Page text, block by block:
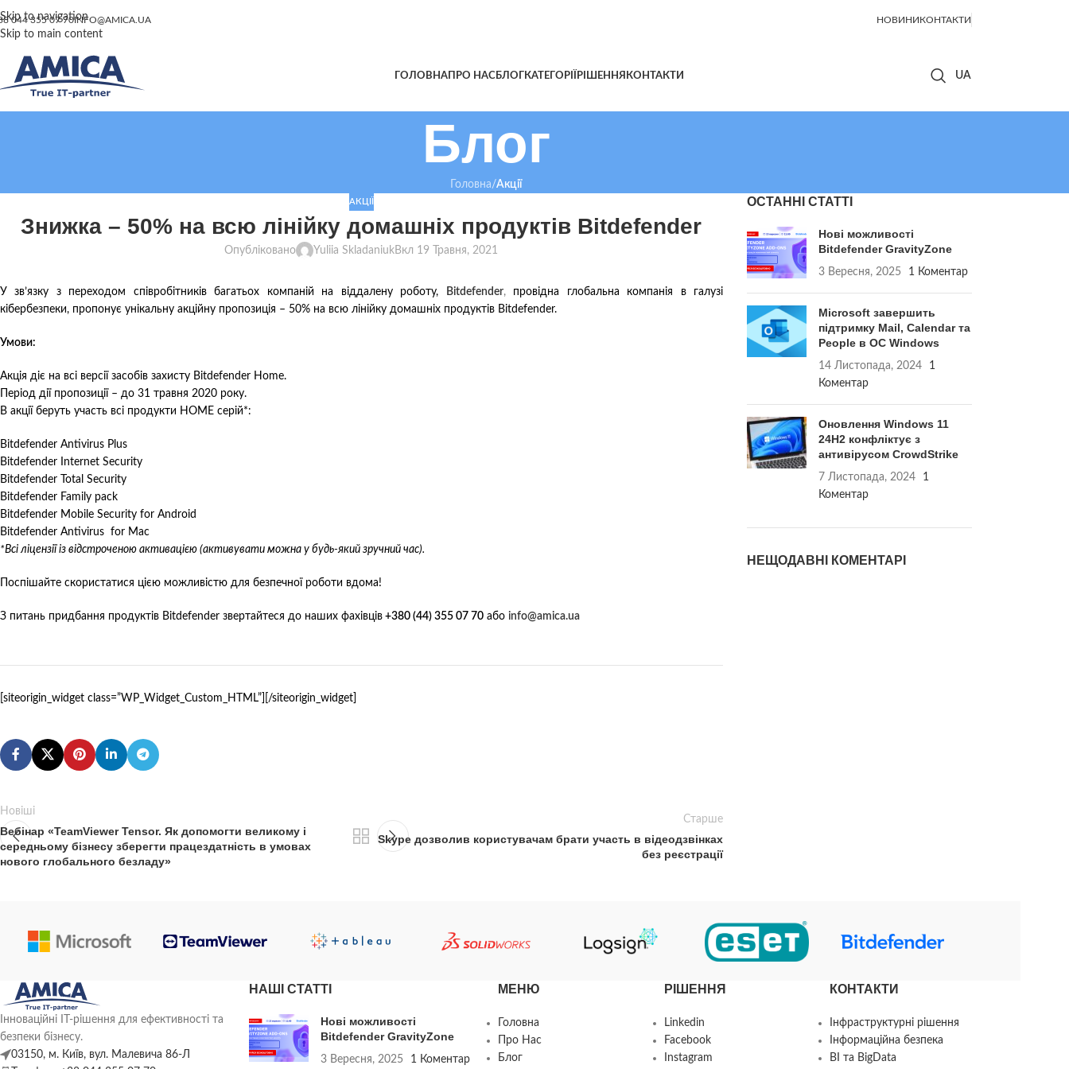
Skip to navigation
Skip to main content
044 355 07 70INFO@AMICA.UA НОВИНИКОНТАКТИ
ГОЛОВНАПРО НАСБЛОГКАТЕГОРІЇ РІШЕННЯ КОНТАКТИ
Блог
Головна/Акції
АКЦІЇ
Знижка – 50% на всю лінійку домашніх продуктів Bitdefender
Опубліковано Yuliia SkladaniukВкл 19 Травня, 2021
У зв’язку з переходом співробітників багатьох компаній на віддалену роботу, Bitdefender, провідна глобальна
компанія в галузі
кібербезпеки, пропонує унікальну акційну пропозиція – 50% на всю лінійку домашніх продуктів Bitdefender.
Умови:
Акція діє на всі версії засобів захисту Bitdefender Home.
Період дії пропозиції – до 31 травня 2020 року.
В акції беруть участь всі продукти HOME серій*:
Bitdefender Antivirus Plus
Bitdefender Internet Security
Bitdefender Total Security
Bitdefender Family pack
Bitdefender Mobile Security for Android
Bitdefender Antivirus for Mac
*Всі ліцензії із відстроченою активацією (активувати можна у будь-який зручний час).
Поспішайте скористатися цією можливістю для безпечної роботи вдома!
З питань придбання продуктів Bitdefender звертайтеся до наших фахівців +380 (44) 355 07 70 або info@amica.ua
[siteorigin_widget class=”WP_Widget_Custom_HTML”] [/siteorigin_widget]
Новіші
Вебінар «TeamViewer Tensor. Як допомогти великому і
середньому бізнесу зберегти працездатність в умовах
нового глобального безладу»
Старше
Skype дозволив користувачам брати участь в відеодзвінках
без реєстрації
ОСТАННІ СТАТТІ
Нові можливості
Bitdefender GravityZone
3 Вересня, 2025 1 Коментар
Microsoft завершить
підтримку Mail, Calendar та
People в ОС Windows
14 Листопада, 2024
1
Коментар
Оновлення Windows 11
24H2 конфліктує з
антивірусом CrowdStrike
7 Листопада, 2024
1
Коментар
НЕЩОДАВНІ КОМЕНТАРІ
Інноваційні ІТ-рішення для ефективності та
безпеки бізнесу.
03150, м. Київ, вул. Малевича 86-Л
НАШІ СТАТТІ
Нові можливості
Bitdefender GravityZone
3 Вересня, 2025 1 Коментар
МЕНЮ
Головна
Про Нас
Блог
РІШЕННЯ
Linkedin
Facebook
Instagram
КОНТАКТИ
Інфраструктурні рішення
Інформаційна безпека
BI та BigData